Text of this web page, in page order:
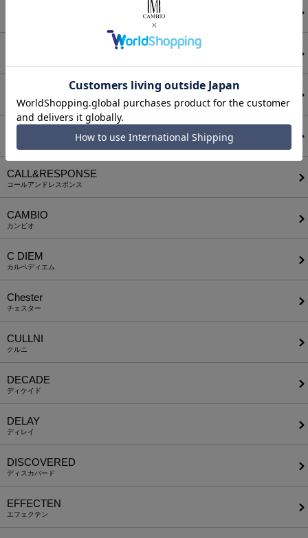
アウィナイト
CALL&RESPONSE
コールアンドレスポンス
CAMBIO
カンビオ
C DIEM
カルペディエム
Chester
チェスター
CULLNI
クルニ
DECADE
ディケイド
DELAY
ディレイ
DISCOVERED
ディスカバード
EFFECTEN
エフェクテン